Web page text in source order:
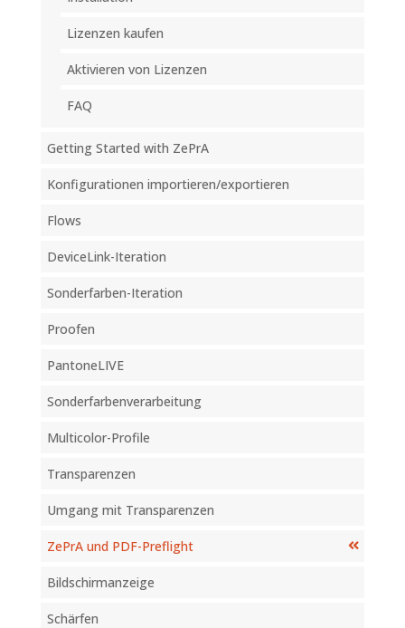
Lizenzen kaufen
Aktivieren von Lizenzen
FAQ
Getting Started with ZePrA
Konfigurationen importieren/exportieren
Flows
DeviceLink-Iteration
Sonderfarben-Iteration
Proofen
PantoneLIVE
Sonderfarbenverarbeitung
Multicolor-Profile
Transparenzen
Umgang mit Transparenzen
ZePrA und PDF-Preflight
Bildschirmanzeige
Schärfen